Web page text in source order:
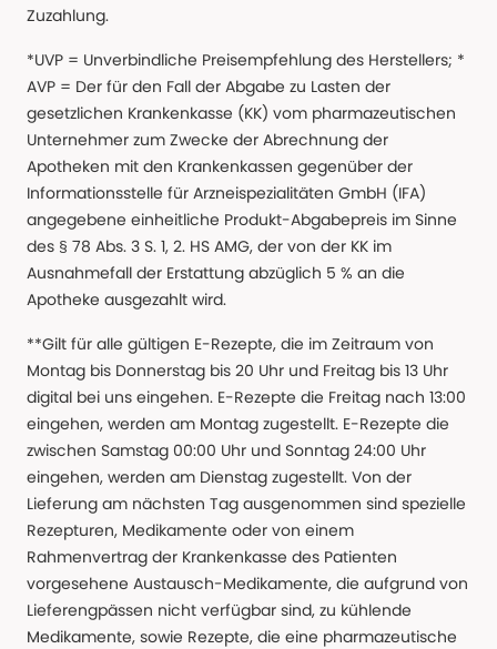
Zuzahlung.
*UVP = Unverbindliche Preisempfehlung des Herstellers; *
AVP = Der für den Fall der Abgabe zu Lasten der
gesetzlichen Krankenkasse (KK) vom pharmazeutischen
Unternehmer zum Zwecke der Abrechnung der
Apotheken mit den Krankenkassen gegenüber der
Informationsstelle für Arzneispezialitäten GmbH (IFA)
angegebene einheitliche Produkt-Abgabepreis im Sinne
des § 78 Abs. 3 S. 1, 2. HS AMG, der von der KK im
Ausnahmefall der Erstattung abzüglich 5 % an die
Apotheke ausgezahlt wird.
**Gilt für alle gültigen E-Rezepte, die im Zeitraum von
Montag bis Donnerstag bis 20 Uhr und Freitag bis 13 Uhr
digital bei uns eingehen. E-Rezepte die Freitag nach 13:00
eingehen, werden am Montag zugestellt. E-Rezepte die
zwischen Samstag 00:00 Uhr und Sonntag 24:00 Uhr
eingehen, werden am Dienstag zugestellt. Von der
Lieferung am nächsten Tag ausgenommen sind spezielle
Rezepturen, Medikamente oder von einem
Rahmenvertrag der Krankenkasse des Patienten
vorgesehene Austausch-Medikamente, die aufgrund von
Lieferengpässen nicht verfügbar sind, zu kühlende
Medikamente, sowie Rezepte, die eine pharmazeutische